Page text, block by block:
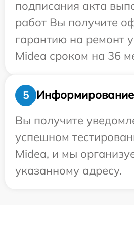
подписания акта
работ Вы получите
гарантию на ремонт
Midea сроком на 36
5
Информирование
Вы получите
успешном
Midea, и мы
указанному адресу.